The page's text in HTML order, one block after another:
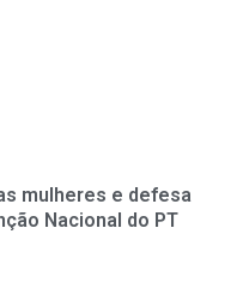
mulheres e defesa
Nacional do PT